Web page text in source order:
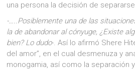
una persona la decisión de
-…..Posiblemente una de las
la de abandonar al cónyuge, ¿Existe
bien? Lo dudo-. Así lo afirmó Shere
del amor”, en el cual desmenuza y
monogamia, así como la separación